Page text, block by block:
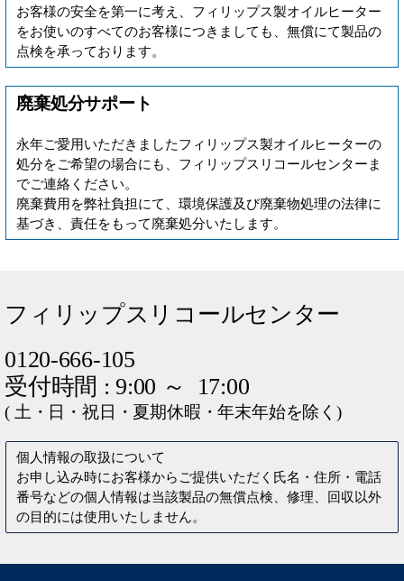
お客様の安全を第一に考え、フィリップス製オイルヒーター
をお使いのすべてのお客様につきましても、無償にて製品の
点検を承っております。
廃棄処分サポート
永年ご愛用いただきましたフィリップス製オイルヒーターの
処分をご希望の場合にも、フィリップスリコールセンターま
でご連絡ください。
廃棄費用を弊社負担にて、環境保護及び廃棄物処理の法律に
基づき、責任をもって廃棄処分いたします。
フィリップスリコールセンター
0120-666-105
受付時間 : 9:00 ～ 17:00
( 土・日・祝日・夏期休暇・年末年始を除く)
個人情報の取扱について
お申し込み時にお客様からご提供いただく氏名・住所・電話
番号などの個人情報は当該製品の無償点検、修理、回収以外
の目的には使用いたしません。